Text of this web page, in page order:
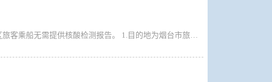
2021年12月17日起：大连至烟台航线非管控地区旅客乘船无需提供核酸检测报告。 1.目的地为烟台市旅客下船需现场做核酸检测，检测后放行。 2.途经烟台市的旅客签写承诺书后放行。 烟台至大连航线非管控地区旅客乘船无需提供核酸检测报告，旅客下船签写承诺书后放行。